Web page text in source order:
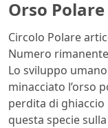
Orso Polare
Circolo Polare
Numero
Lo sviluppo
minacciato l’orso
perdita di
questa specie